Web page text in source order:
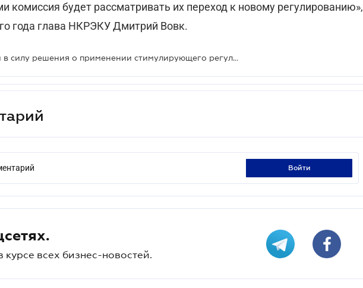
комиссия будет рассматривать их переход к новому регулированию»,
года глава НКРЭКУ Дмитрий Вовк.
Вступили в силу решения о применении стимулирующего регулирования в новых отраслях
войти
всех бизнес-новостей.